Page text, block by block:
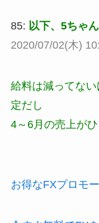
85: 以下、5ちゃ
2020/07/02(木)
給料は減ってな
定だし
4～6月の売上が
お得なFXプロモ